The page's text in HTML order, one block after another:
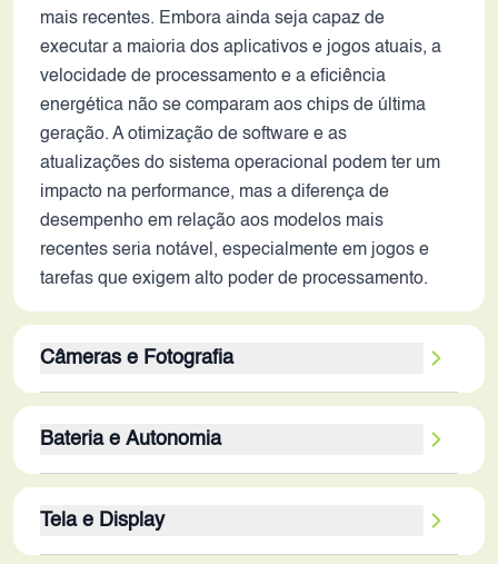
mais recentes. Embora ainda seja capaz de
executar a maioria dos aplicativos e jogos atuais, a
velocidade de processamento e a eficiência
energética não se comparam aos chips de última
geração. A otimização de software e as
atualizações do sistema operacional podem ter um
impacto na performance, mas a diferença de
desempenho em relação aos modelos mais
recentes seria notável, especialmente em jogos e
tarefas que exigem alto poder de processamento.
Câmeras e Fotografia
50MP, combinada com a câmera frontal de 60MP,
prometia fotos e vídeos de alta qualidade em 2022.
recurso importante para fotos e vídeos mais nítidos
em condições de pouca luz. A ausência de
Bateria e Autonomia
capacidade razoável em 2022, mas em 2026, a
autonomia pode ser limitada. O processador
Tela e Display